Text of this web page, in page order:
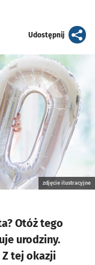
Udostępnijartykuł
zdjęcie ilustracyjne
Otóż tego
urodziny.
Z tej okazji